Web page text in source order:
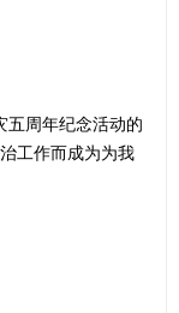
周年纪念活动的
工作而成为为我